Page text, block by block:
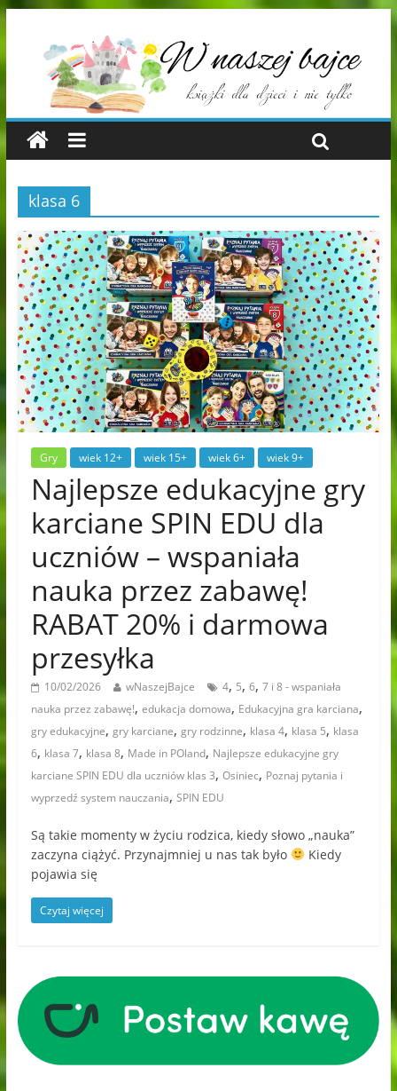
klasa 6
Gry wiek 12+ wiek 15+ wiek 6+ wiek 9+
Najlepsze edukacyjne gry
karciane SPIN EDU dla
uczniów – wspaniała
nauka przez zabawę!
RABAT 20% i darmowa
przesyłka
10/02/2026 wNaszejBajce 4, 5, 6, 7 i 8 - wspaniała
nauka przez zabawę!, edukacja domowa, Edukacyjna gra karciana,
gry edukacyjne, gry karciane, gry rodzinne, klasa 4, klasa 5, klasa
6, klasa 7, klasa 8, Made in POland, Najlepsze edukacyjne gry
karciane SPIN EDU dla uczniów klas 3, Osiniec, Poznaj pytania i
wyprzedź system nauczania, SPIN EDU
Są takie momenty w życiu rodzica, kiedy słowo „nauka”
zaczyna ciążyć. Przynajmniej u nas tak było
Kiedy
pojawia się
Czytaj więcej